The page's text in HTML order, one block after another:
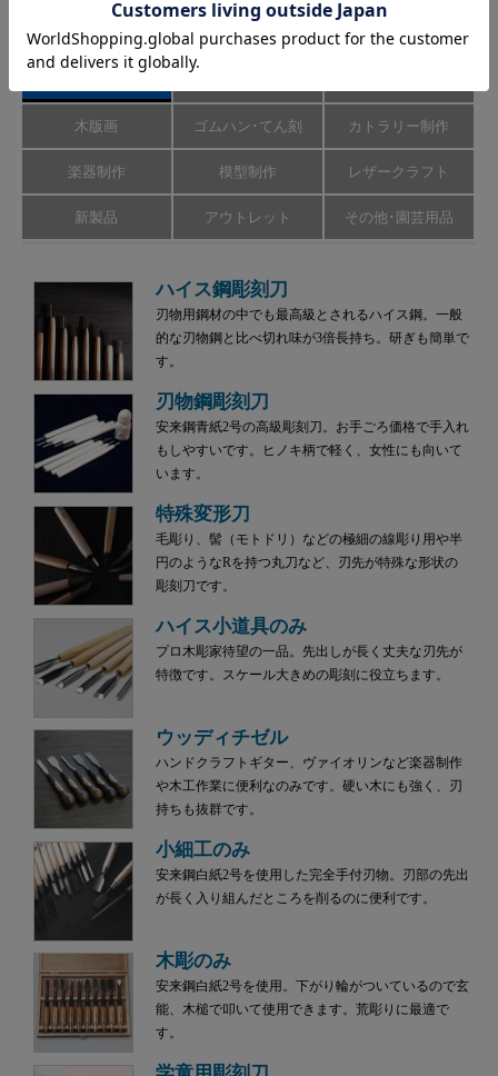
木版画 ゴムハン･てん刻 カトラリー制作
楽器制作 模型制作 レザークラフト
新製品 アウトレット その他･園芸用品
ハイス鋼彫刻刀
刃物用鋼材の中でも最高級とされるハイス鋼。一般
的な刃物鋼と比べ切れ味が3倍長持ち。研ぎも簡単で
す。
刃物鋼彫刻刀
安来鋼青紙2号の高級彫刻刀。お手ごろ価格で手入れ
もしやすいです。ヒノキ柄で軽く、女性にも向いて
います。
特殊変形刀
毛彫り、髻（モトドリ）などの極細の線彫り用や半
円のようなRを持つ丸刀など、刃先が特殊な形状の
彫刻刀です。
ハイス小道具のみ
プロ木彫家待望の一品。先出しが長く丈夫な刃先が
特徴です。スケール大きめの彫刻に役立ちます。
ウッディチゼル
ハンドクラフトギター、ヴァイオリンなど楽器制作
や木工作業に便利なのみです。硬い木にも強く、刃
持ちも抜群です。
小細工のみ
安来鋼白紙2号を使用した完全手付刃物。刃部の先出
が長く入り組んだところを削るのに便利です。
木彫のみ
安来鋼白紙2号を使用。下がり輪がついているので玄
能、木槌で叩いて使用できます。荒彫りに最適で
す。